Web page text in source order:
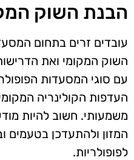
הבנת השוק
עובדים זרים בתחום
השוק המקומי ואת
עם סוגי המסעדות
העדפות הקולינריה
משמעותי. חשוב להיות
המזון ולהתעדכן בטעמים
לפופולריות.